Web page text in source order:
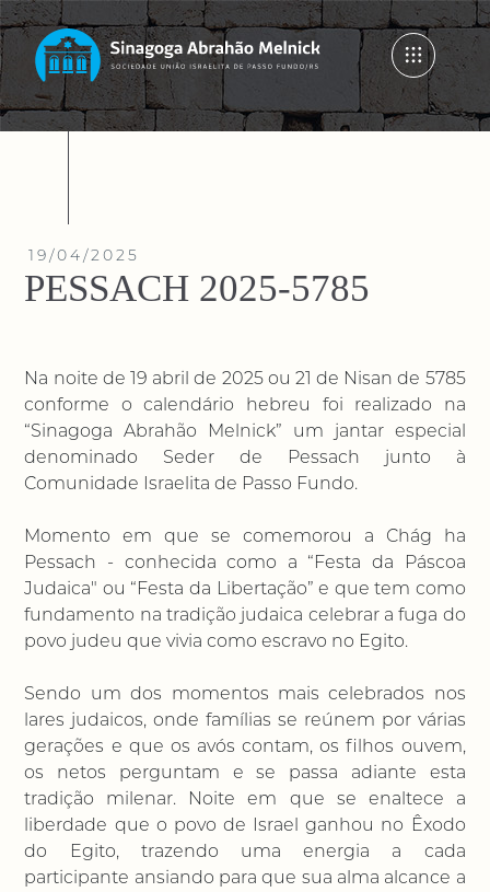
19/04/2025
PESSACH 2025-5785
Na noite de 19 abril de 2025 ou 21 de Nisan de 5785
conforme o calendário hebreu foi realizado na
“Sinagoga Abrahão Melnick” um jantar especial
denominado Seder de Pessach junto à
Comunidade Israelita de Passo Fundo.
Momento em que se comemorou a Chág ha
Pessach - conhecida como a “Festa da Páscoa
Judaica" ou “Festa da Libertação” e que tem como
fundamento na tradição judaica celebrar a fuga do
povo judeu que vivia como escravo no Egito.
Sendo um dos momentos mais celebrados nos
lares judaicos, onde famílias se reúnem por várias
gerações e que os avós contam, os filhos ouvem,
os netos perguntam e se passa adiante esta
tradição milenar. Noite em que se enaltece a
liberdade que o povo de Israel ganhou no Êxodo
do Egito, trazendo uma energia a cada
participante ansiando para que sua alma alcance a